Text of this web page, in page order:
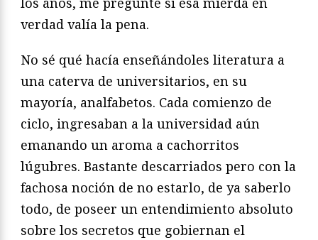
verdad valía la pena.
No sé qué hacía enseñándoles literatura a
una caterva de universitarios, en su
mayoría, analfabetos. Cada comienzo de
ciclo, ingresaban a la universidad aún
emanando un aroma a cachorritos
lúgubres. Bastante descarriados pero con la
fachosa noción de no estarlo, de ya saberlo
todo, de poseer un entendimiento absoluto
sobre los secretos que gobiernan el